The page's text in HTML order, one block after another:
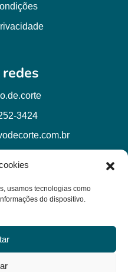
usamos tecnologias como
do dispositivo.
2026
0001-77
3424